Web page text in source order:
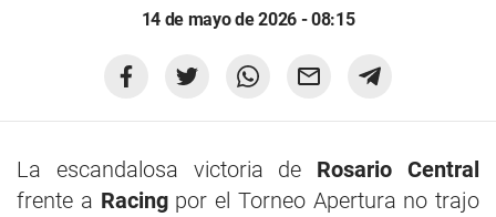
14 de mayo de 2026 - 08:15
La escandalosa victoria de Rosario Central
frente a Racingpor el Torneo Apertura no trajo